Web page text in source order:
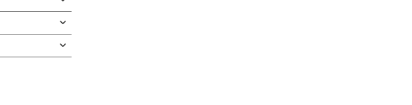
สินค้าได้